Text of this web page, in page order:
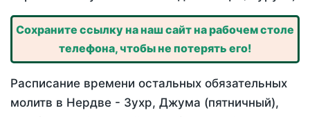
Сохраните ссылку на наш сайт на рабочем столе
телефона, чтобы не потерять его!
Расписание времени остальных обязательных
молитв в Нердве - Зухр, Джума (пятничный),